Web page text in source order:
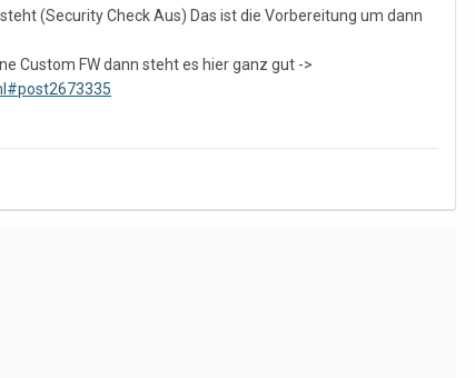
(Security Check Aus) Das ist die Vorbereitung um dann
Custom FW dann steht es hier ganz gut ->